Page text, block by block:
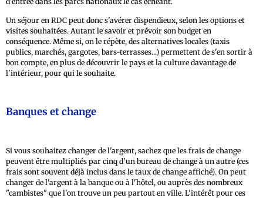
Un séjour en RDC peut donc s'avérer dispendieux, selon les options et
visites souhaitées. Autant le savoir et prévoir son budget en
conséquence. Même si, on le répète, des alternatives locales (taxis
publics, marchés, gargotes, bars-terrasses...) permettent de s'en sortir à
bon compte, en plus de découvrir le pays et la culture davantage de
l'intérieur, pour qui le souhaite.
Banques et change
Si vous souhaitez changer de l'argent, sachez que les frais de change
peuvent être multipliés par cinq d'un bureau de change à un autre (ces
frais sont souvent déjà inclus dans le taux de change affiché). On peut
changer de l'argent à la banque ou à l'hôtel, ou auprès des nombreux
"cambistes" que l'on trouve un peu partout en ville. L'intérêt pour ces